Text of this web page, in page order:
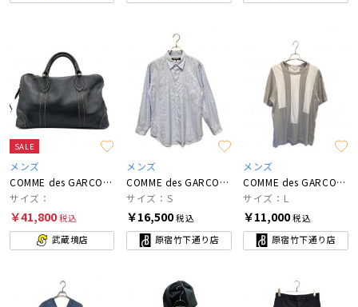
SALE
メンズ
COMME des GARCONS
サイズ：
￥41,800税込
武蔵境店
メンズ
COMME des GARCONS HOMME DEUX
サイズ：S
￥16,500税込
原宿竹下通り店
メンズ
COMME des GARCONS SHIRT
サイズ：L
￥11,000税込
原宿竹下通り店